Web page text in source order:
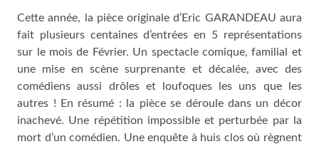
Cette année, la pièce originale d’Eric GARANDEAU aura
fait plusieurs centaines d’entrées en 5 représentations
sur le mois de Février. Un spectacle comique, familial et
une mise en scène surprenante et décalée, avec des
comédiens aussi drôles et loufoques les uns que les
autres ! En résumé : la pièce se déroule dans un décor
inachevé. Une répétition impossible et perturbée par la
mort d’un comédien. Une enquête à huis clos où règnent